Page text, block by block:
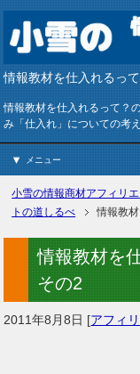
情報教材を仕入れるっ
情報教材を仕入れるって？
み「仕入れ」についての考
メニュー
小雪の情報商材アフィリ
トの道しるべ
情報教
情報教材を
その2
2011年8月8日 [アフィ